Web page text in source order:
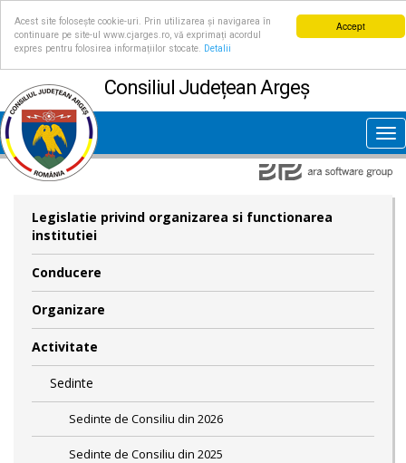
Accept
Acest site folosește cookie-uri. Prin utilizarea și navigarea în
continuare pe site-ul www.cjarges.ro, vă exprimați acordul
expres pentru folosirea informațiilor stocate.
Detalii
Consiliul Județean Argeș
Legislatie privind organizarea si functionarea
institutiei
Conducere
Organizare
Activitate
Sedinte
Sedinte de Consiliu din 2026
Sedinte de Consiliu din 2025